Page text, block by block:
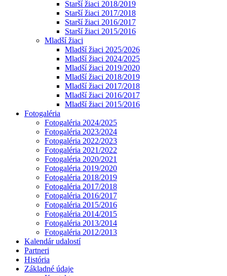
Starší žiaci 2018/2019
Starší žiaci 2017/2018
Starší žiaci 2016/2017
Starší žiaci 2015/2016
Mladší žiaci
Mladší žiaci 2025/2026
Mladší žiaci 2024/2025
Mladší žiaci 2019/2020
Mladší žiaci 2018/2019
Mladší žiaci 2017/2018
Mladší žiaci 2016/2017
Mladší žiaci 2015/2016
Fotogaléria
Fotogaléria 2024/2025
Fotogaléria 2023/2024
Fotogaléria 2022/2023
Fotogaléria 2021/2022
Fotogaléria 2020/2021
Fotogaléria 2019/2020
Fotogaléria 2018/2019
Fotogaléria 2017/2018
Fotogaléria 2016/2017
Fotogaléria 2015/2016
Fotogaléria 2014/2015
Fotogaléria 2013/2014
Fotogaléria 2012/2013
Kalendár udalostí
Partneri
História
Základné údaje